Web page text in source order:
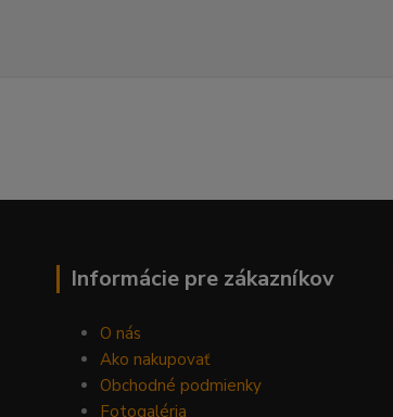
Informácie pre zákazníkov
O nás
Ako nakupovať
Obchodné podmienky
Fotogaléria